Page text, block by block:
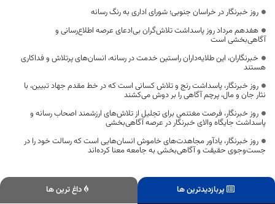
روز خبرنگار در خراسان جنوبی؛ شورای اداری به رنگ رسانه
هفدهم مرداد روز پاسداشت تلاش‌گران بی‌ادعای عرصه اطلاع‌رسانی و
آگاهی‌بخشی است
خبرنگاران، این طلایه‌داران راستین خدمت در رسانه، انسان‌های پرتلاش و فداکاری
هستند
روز خبرنگار، پاسداشت رنج و تلاش کسانی است که در خط مقدم جهاد تبیین، با
نثار جان و مال، پرچم آگاهی را بر دوش می‌کشند
روز خبرنگار، فرصت مغتنمی برای تجلیل از تلاش‌های ارزشمند اصحاب رسانه و
پاسداشت جایگاه والای خبرنگار در عرصه آگاهی‌بخشی
روز خبرنگار، یادآور مجاهدت‌های خاموش انسان‌هایی است که رسالت خود را در
جست‌وجوی حقیقت و آگاهی‌بخشی به جامعه معنا کرده‌اند
پربازدیدترین ها داغ ترین ها